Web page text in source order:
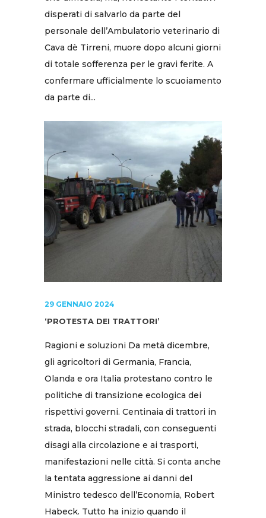
disperati di salvarlo da parte del
personale dell’Ambulatorio veterinario di
Cava dè Tirreni, muore dopo alcuni giorni
di totale sofferenza per le gravi ferite. A
confermare ufficialmente lo scuoiamento
da parte di...
29 GENNAIO 2024
‘PROTESTA DEI TRATTORI’
Ragioni e soluzioni Da metà dicembre,
gli agricoltori di Germania, Francia,
Olanda e ora Italia protestano contro le
politiche di transizione ecologica dei
rispettivi governi. Centinaia di trattori in
strada, blocchi stradali, con conseguenti
disagi alla circolazione e ai trasporti,
manifestazioni nelle città. Si conta anche
la tentata aggressione ai danni del
Ministro tedesco dell’Economia, Robert
Habeck. Tutto ha inizio quando il